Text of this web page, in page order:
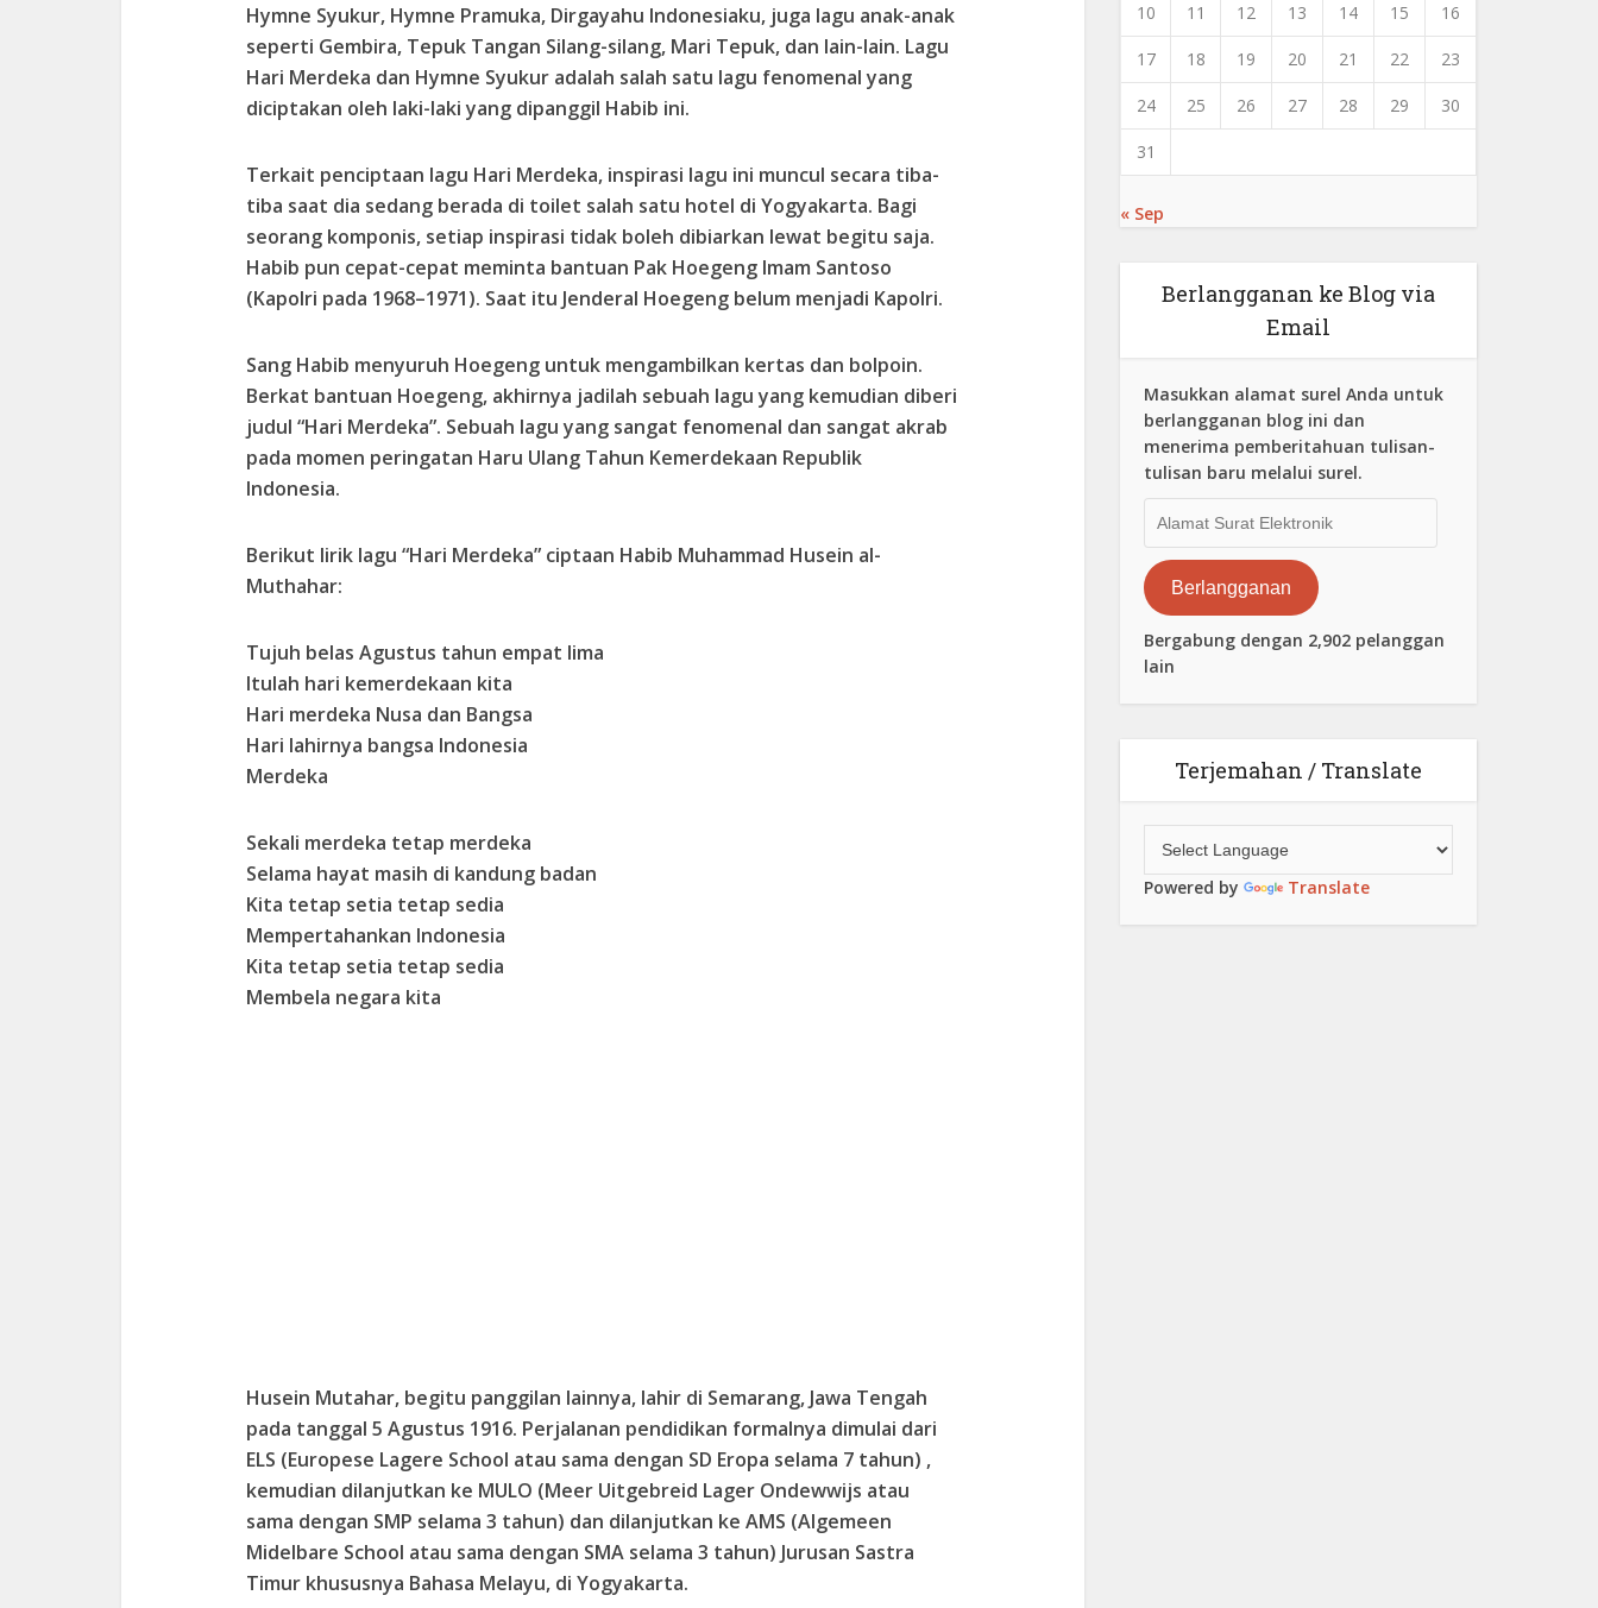
Hymne Syukur, Hymne Pramuka, Dirgayahu Indonesiaku, juga lagu anak-anak
seperti Gembira, Tepuk Tangan Silang-silang, Mari Tepuk, dan lain-lain. Lagu
Hari Merdeka dan Hymne Syukur adalah salah satu lagu fenomenal yang
diciptakan oleh laki-laki yang dipanggil Habib ini.
Terkait penciptaan lagu Hari Merdeka, inspirasi lagu ini muncul secara tiba-
tiba saat dia sedang berada di toilet salah satu hotel di Yogyakarta. Bagi
seorang komponis, setiap inspirasi tidak boleh dibiarkan lewat begitu saja.
Habib pun cepat-cepat meminta bantuan Pak Hoegeng Imam Santoso
(Kapolri pada 1968–1971). Saat itu Jenderal Hoegeng belum menjadi Kapolri.
Sang Habib menyuruh Hoegeng untuk mengambilkan kertas dan bolpoin.
Berkat bantuan Hoegeng, akhirnya jadilah sebuah lagu yang kemudian diberi
judul “Hari Merdeka”. Sebuah lagu yang sangat fenomenal dan sangat akrab
pada momen peringatan Haru Ulang Tahun Kemerdekaan Republik
Indonesia.
Berikut lirik lagu “Hari Merdeka” ciptaan Habib Muhammad Husein al-
Muthahar:
Tujuh belas Agustus tahun empat lima
Itulah hari kemerdekaan kita
Hari merdeka Nusa dan Bangsa
Hari lahirnya bangsa Indonesia
Merdeka
Sekali merdeka tetap merdeka
Selama hayat masih di kandung badan
Kita tetap setia tetap sedia
Mempertahankan Indonesia
Kita tetap setia tetap sedia
Membela negara kita
Husein Mutahar, begitu panggilan lainnya, lahir di Semarang, Jawa Tengah
pada tanggal 5 Agustus 1916. Perjalanan pendidikan formalnya dimulai dari
ELS (Europese Lagere School atau sama dengan SD Eropa selama 7 tahun) ,
kemudian dilanjutkan ke MULO (Meer Uitgebreid Lager Ondewwijs atau
sama dengan SMP selama 3 tahun) dan dilanjutkan ke AMS (Algemeen
Midelbare School atau sama dengan SMA selama 3 tahun) Jurusan Sastra
Timur khususnya Bahasa Melayu, di Yogyakarta.
10 11 12 13 14 15 16
17 18 19 20 21 22 23
24 25 26 27 28 29 30
31
« Sep
Berlangganan ke Blog via
Email
Masukkan alamat surel Anda untuk
berlangganan blog ini dan
menerima pemberitahuan tulisan-
tulisan baru melalui surel.
Surat
Elektronik
Berlangganan
Bergabung dengan 2,902 pelanggan
lain
Terjemahan / Translate
Powered by Translate